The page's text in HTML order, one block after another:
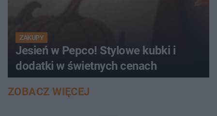
ZAKUPY
Jesień w Pepco! Stylowe kubki i
dodatki w świetnych cenach
ZOBACZ WIĘCEJ